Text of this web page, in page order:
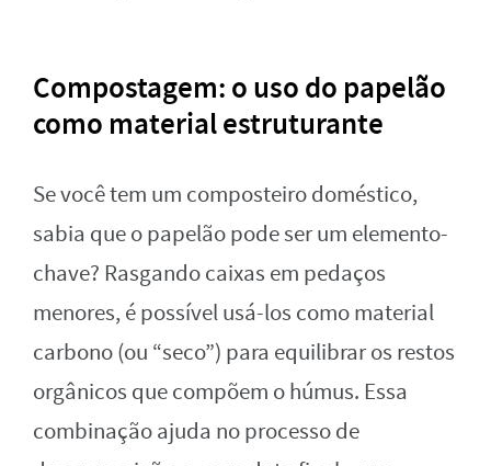
Compostagem: o uso do papelão
como material estruturante
Se você tem um composteiro doméstico,
sabia que o papelão pode ser um elemento-
chave? Rasgando caixas em pedaços
menores, é possível usá-los como material
carbono (ou “seco”) para equilibrar os restos
orgânicos que compõem o húmus. Essa
combinação ajuda no processo de